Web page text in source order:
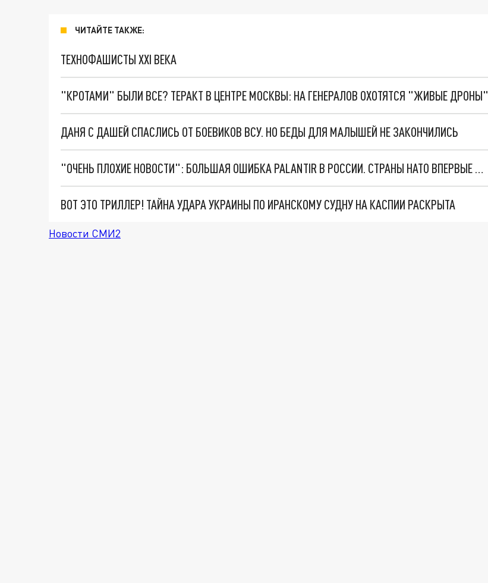
ЧИТАЙТЕ ТАКЖЕ:
ТЕХНОФАШИСТЫ XXI ВЕКА
"КРОТАМИ" БЫЛИ ВСЕ? ТЕРАКТ В ЦЕНТРЕ МОСКВЫ: НА ГЕНЕРАЛОВ ОХОТЯТСЯ "ЖИВЫЕ ДРОНЫ"
ДАНЯ С ДАШЕЙ СПАСЛИСЬ ОТ БОЕВИКОВ ВСУ. НО БЕДЫ ДЛЯ МАЛЫШЕЙ НЕ ЗАКОНЧИЛИСЬ
"ОЧЕНЬ ПЛОХИЕ НОВОСТИ": БОЛЬШАЯ ОШИБКА PALANTIR В РОССИИ. СТРАНЫ НАТО ВПЕРВЫЕ ЗА СВО ОСТАНОВИЛИ ПОСТАВКИ ОРУЖИЯ. ВСУ ТЕРЯЮТ ПРИГРАНИЧЬЕ?
ВОТ ЭТО ТРИЛЛЕР! ТАЙНА УДАРА УКРАИНЫ ПО ИРАНСКОМУ СУДНУ НА КАСПИИ РАСКРЫТА
Новости СМИ2